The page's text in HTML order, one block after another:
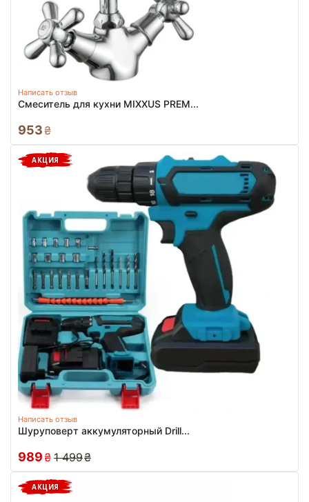
Написать отзыв
Смеситель для кухни MIXXUS PREM...
953 ₴
АКЦИЯ
Написать отзыв
Шуруповерт аккумуляторный Drill...
989₴ 1 499₴
АКЦИЯ